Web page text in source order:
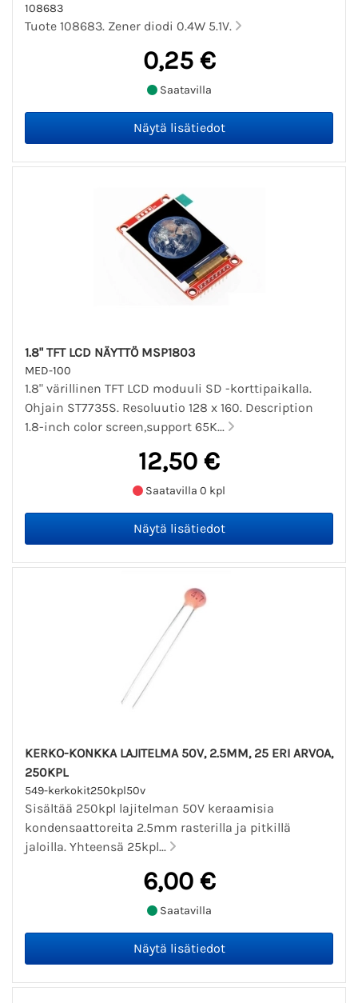
108683
Tuote 108683. Zener diodi 0.4W 5.1V.
0,25 €
Saatavilla
1.8" TFT LCD NÄYTTÖ MSP1803
MED-100
1.8" värillinen TFT LCD moduuli SD -korttipaikalla.
Ohjain ST7735S. Resoluutio 128 x 160. Description
1.8-inch color screen,support 65K...
12,50 €
Saatavilla 0 kpl
KERKO-KONKKA LAJITELMA 50V, 2.5MM, 25 ERI ARVOA,
250KPL
549-kerkokit250kpl50v
Sisältää 250kpl lajitelman 50V keraamisia
kondensaattoreita 2.5mm rasterilla ja pitkillä
jaloilla. Yhteensä 25kpl...
6,00 €
Saatavilla